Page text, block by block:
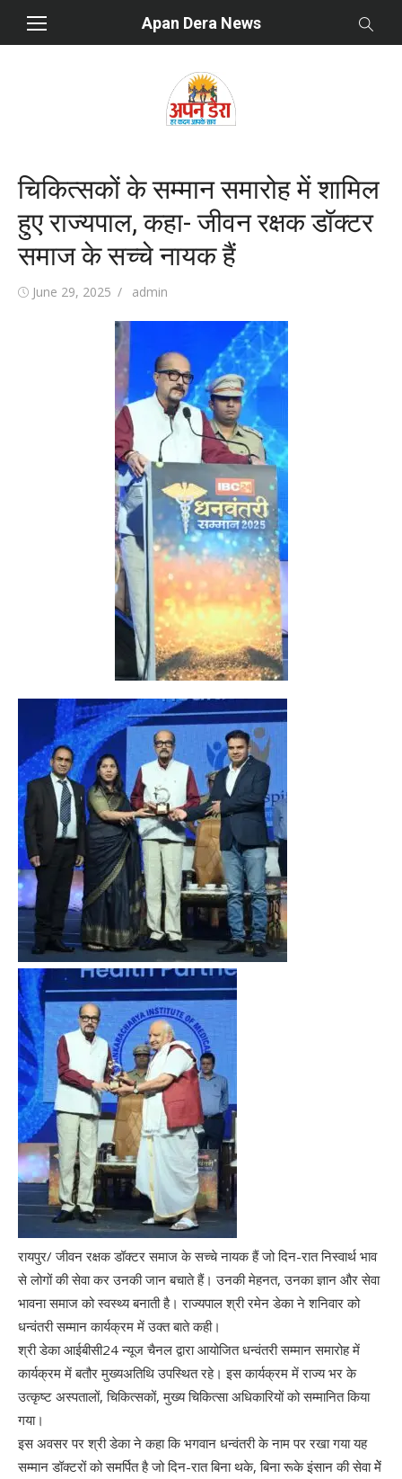
Apan Dera News
चिकित्सकों के सम्मान समारोह में शामिल
हुए राज्यपाल, कहा- जीवन रक्षक डॉक्टर
समाज के सच्चे नायक हैं
Posted
June 29, 2025 Author
admin
रायपुर/ जीवन रक्षक डॉक्टर समाज के सच्चे नायक हैं जो दिन-रात निस्वार्थ भाव
से लोगों की सेवा कर उनकी जान बचाते हैं। उनकी मेहनत, उनका ज्ञान और सेवा
भावना समाज को स्वस्थ्य बनाती है। राज्यपाल श्री रमेन डेका ने शनिवार को
धन्वंतरी सम्मान कार्यक्रम में उक्त बाते कही।
श्री डेका आईबीसी24 न्यूज चैनल द्वारा आयोजित धन्वंतरी सम्मान समारोह में
कार्यक्रम में बतौर मुख्यअतिथि उपस्थित रहे। इस कार्यक्रम में राज्य भर के
उत्कृष्ट अस्पतालों, चिकित्सकों, मुख्य चिकित्सा अधिकारियों को सम्मानित किया
गया।
इस अवसर पर श्री डेका ने कहा कि भगवान धन्वंतरी के नाम पर रखा गया यह
सम्मान डॉक्टरों को समर्पित है जो दिन-रात बिना थके, बिना रूके इंसान की सेवा मेें